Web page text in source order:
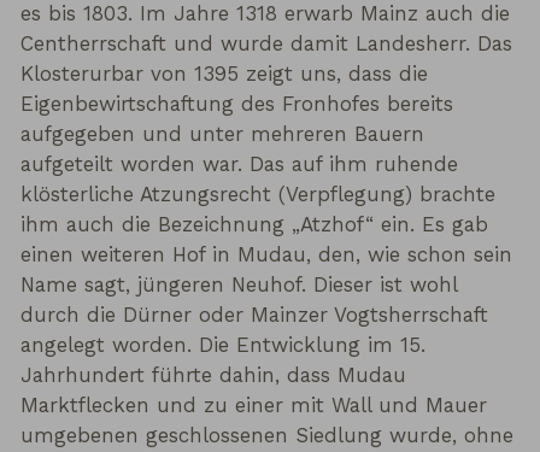
es bis 1803. Im Jahre 1318 erwarb Mainz auch die
Centherrschaft und wurde damit Landesherr. Das
Klosterurbar von 1395 zeigt uns, dass die
Eigenbewirtschaftung des Fronhofes bereits
aufgegeben und unter mehreren Bauern
aufgeteilt worden war. Das auf ihm ruhende
klösterliche Atzungsrecht (Verpflegung) brachte
ihm auch die Bezeichnung „Atzhof“ ein. Es gab
einen weiteren Hof in Mudau, den, wie schon sein
Name sagt, jüngeren Neuhof. Dieser ist wohl
durch die Dürner oder Mainzer Vogtsherrschaft
angelegt worden. Die Entwicklung im 15.
Jahrhundert führte dahin, dass Mudau
Marktflecken und zu einer mit Wall und Mauer
umgebenen geschlossenen Siedlung wurde, ohne